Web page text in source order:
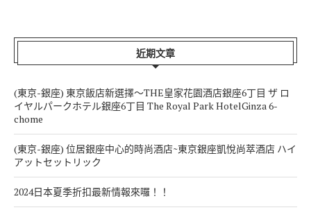
近期文章
(東京-銀座) 東京飯店新選擇～THE皇家花園酒店銀座6丁目 ザ ロ
イヤルパークホテル銀座6丁目 The Royal Park HotelGinza 6-
chome
(東京-銀座) 位居銀座中心的時尚酒店~東京銀座凱悅尚萃酒店 ハイ
アットセットリック
2024日本夏季折扣最新情報來囉！！